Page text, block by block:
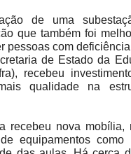
de uma
que também foi
pessoas com
de Estado da
recebeu
qualidade na
recebeu nova mobília,
equipamentos como